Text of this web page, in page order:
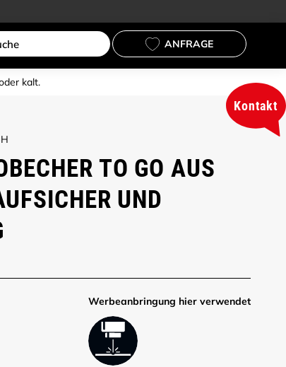
ANFRAGE
kalt.
TO GO AUS
UND
Werbe­anbringung hier verwendet
Kontakt